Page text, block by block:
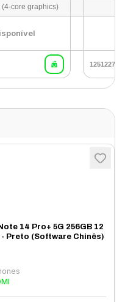
(4-core graphics)
1251227
14 Pro+ 5G 256GB 12
- Preto (Software Chinês)